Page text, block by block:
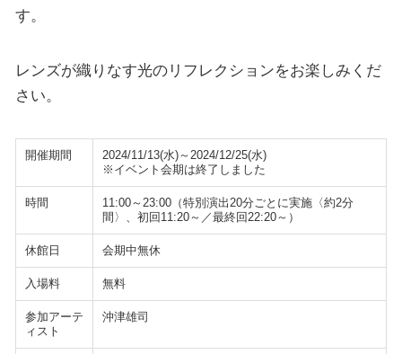
す。
レンズが織りなす光のリフレクションをお楽しみくだ
さい。
開催期間
2024/11/13(水)～2024/12/25(水)
※イベント会期は終了しました
時間
11:00～23:00（特別演出20分ごとに実施〈約2分
間〉、初回11:20～／最終回22:20～）
休館日 会期中無休
入場料 無料
参加アーテ
ィスト
沖津雄司